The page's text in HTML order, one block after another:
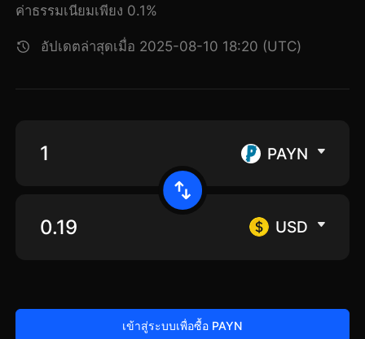
ค่าธรรมเนียมเพียง 0.1%
อัปเดตล่าสุดเมื่อ 2025-08-10 18:20 (UTC)
PAYN
USD
เข้าสู่ระบบเพื่อซื้อ PAYN